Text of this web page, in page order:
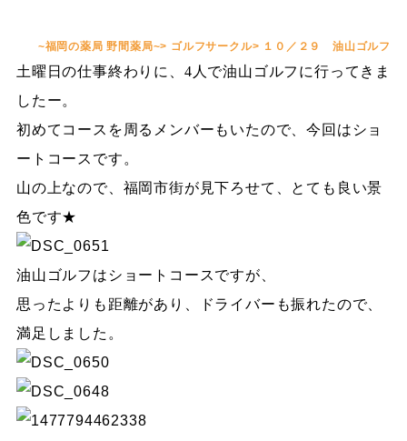
~福岡の薬局 野間薬局~> ゴルフサークル> １０／２９ 油山ゴルフ
土曜日の仕事終わりに、 4 人で油山ゴルフに行ってきま
したー。
初めてコースを周るメンバーもいたので、今回はショ
ートコースです。
山の上なので、福岡市街が見下ろせて、とても良い景
色です★
油山ゴルフはショートコースですが、
思ったよりも距離があり、ドライバーも振れたので、
満足しました。